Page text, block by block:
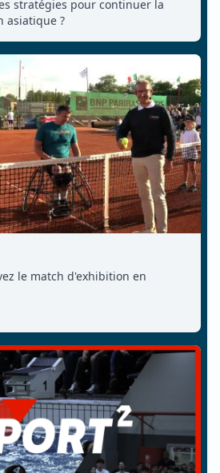
stratégies pour continuer la
asiatique ?
le match d'exhibition en